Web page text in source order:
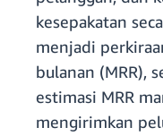
kesepakatan
menjadi
bulanan (MRR),
estimasi MRR
mengirimkan